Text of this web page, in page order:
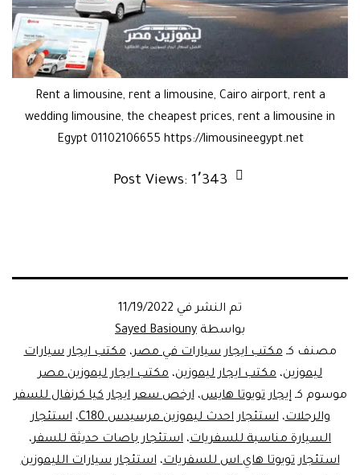
Rent a limousine, rent a limousine, Cairo airport, rent a
wedding limousine, the cheapest prices, rent a limousine in
Egypt 01102106655 https://limousineegypt.net
Post Views: 1٬343
تم النشر في 11/19/2022
بواسطة Sayed Basiouny
مصنف كـمكتب ايجار سيارات في مصر،مكتب ايجار سيارات
ليموزين، مكتب ايجار ليموزين، مكتب ايجار ليموزين مصر
موسوم كـإيجار تويوتا هايس،ارخص سعر ايجار كيا كرنفال للسفر
والرحلات،استئجار احدث ليموزين مرسيدس C180 ،استئجار
السيارة مناسبة للسفريات، استئجار باصات حديثة للسفر،
استئجار تويوتا هاي اس للسفريات،استئجار سيارات الليموزين